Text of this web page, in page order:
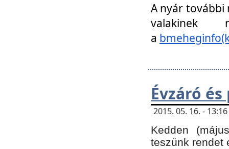
A nyár további
a
Évzáró
2015. 05. 16. -
Kedden
teszünk rendet